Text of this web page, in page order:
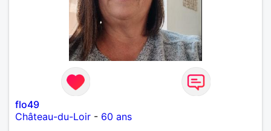
flo49
Château-du-Loir - 60 ans